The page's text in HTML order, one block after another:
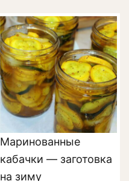
Маринованные
кабачки — заготовка
на зиму